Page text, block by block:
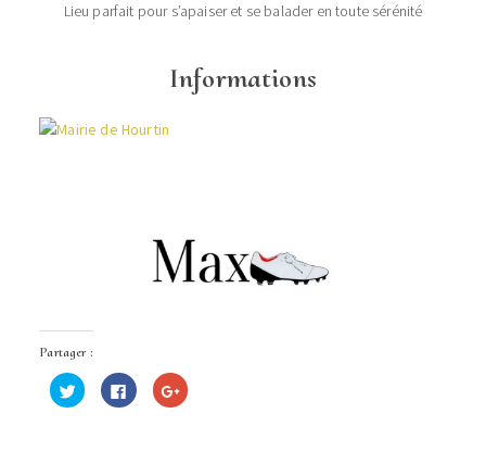
Lieu parfait pour s’apaiser et se balader en toute sérénité
Informations
Partager :
Cliquez
pour
partager
Cliquez
pour
partager
Cliquez
pour